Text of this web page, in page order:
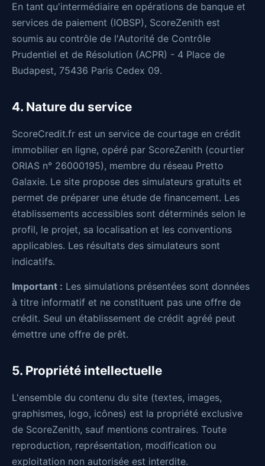
En tant qu'intermédiaire en opérations de banque et
services de paiement (IOBSP), ScoreZenith est
soumis au contrôle de l'Autorité de Contrôle
Prudentiel et de Résolution (ACPR) - 4 Place de
Budapest, 75436 Paris Cedex 09.
4. Nature du service
ScoreCredit.fr est un service de courtage en crédit
immobilier en ligne, opéré par ScoreZenith (courtier
ORIAS n° 26000195), membre du réseau Pretto
Galaxie. Le site propose des simulateurs gratuits et
permet de préparer une étude de financement. Les
établissements accessibles sont déterminés selon le
profil, le projet, sa localisation et les conventions
applicables. Les résultats des simulateurs sont
indicatifs.
Important : Les simulations présentées sont données
à titre informatif et ne constituent pas une offre de
crédit. Seul un établissement de crédit agréé peut
émettre une offre de prêt.
5. Propriété intellectuelle
L'ensemble du contenu du site (textes, images,
graphismes, logo, icônes) est la propriété exclusive
de ScoreZenith, sauf mentions contraires. Toute
reproduction, représentation, modification ou
exploitation non autorisée est interdite.